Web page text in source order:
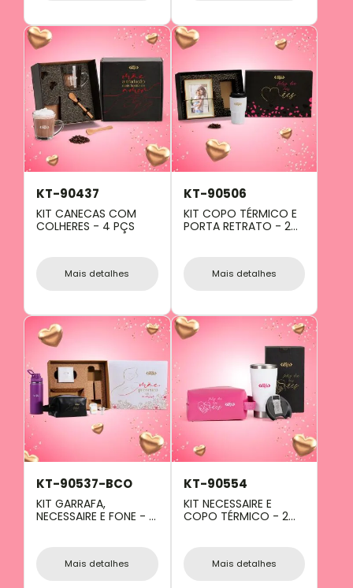
KT-90437
KIT CANECAS COM
COLHERES - 4 PÇS
Mais detalhes
KT-90506
KIT COPO TÉRMICO E
PORTA RETRATO - 2
Mais detalhes
KT-90537-BCO
KIT GARRAFA,
NECESSAIRE E FONE - 3
Mais detalhes
KT-90554
KIT NECESSAIRE E
COPO TÉRMICO - 2
Mais detalhes